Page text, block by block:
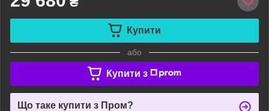
Купити
або
Купити з
Що таке купити з Пром?